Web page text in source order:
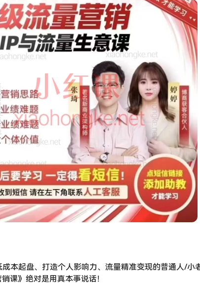
本起盘、打造个人影响力、流量精准变现的普通人/小
课》绝对是用真本事说话！